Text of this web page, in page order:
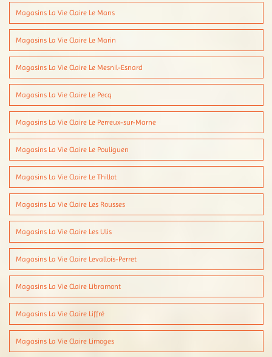
Magasins La Vie Claire Le Mans
Magasins La Vie Claire Le Marin
Magasins La Vie Claire Le Mesnil-Esnard
Magasins La Vie Claire Le Pecq
Magasins La Vie Claire Le Perreux-sur-Marne
Magasins La Vie Claire Le Pouliguen
Magasins La Vie Claire Le Thillot
Magasins La Vie Claire Les Rousses
Magasins La Vie Claire Les Ulis
Magasins La Vie Claire Levallois-Perret
Magasins La Vie Claire Libramont
Magasins La Vie Claire Liffré
Magasins La Vie Claire Limoges